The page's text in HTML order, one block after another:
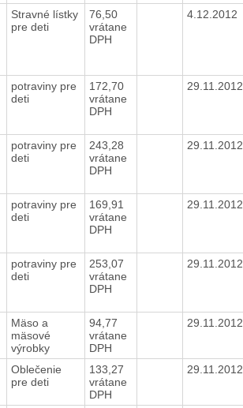
Stravné lístky
pre deti
76,50
vrátane
DPH
4.12.2012
potraviny pre
deti
172,70
vrátane
DPH
29.11.2012
potraviny pre
deti
243,28
vrátane
DPH
29.11.2012
potraviny pre
deti
169,91
vrátane
DPH
29.11.2012
potraviny pre
deti
253,07
vrátane
DPH
29.11.2012
Mäso a
mäsové
výrobky
94,77
vrátane
DPH
29.11.2012
Oblečenie
pre deti
133,27
vrátane
DPH
29.11.2012